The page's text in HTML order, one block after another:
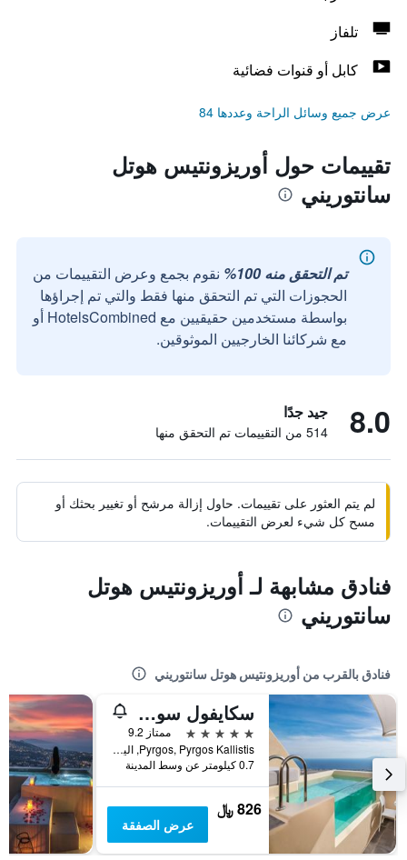
تلفاز
كابل أو قنوات فضائية
عرض جميع وسائل الراحة وعددها 84
تقييمات حول أوريزونتيس هوتل
سانتوريني
تم التحقق منه 100%
نقوم بجمع وعرض التقييمات من
الحجوزات التي تم التحقق منها فقط والتي تم إجراؤها
بواسطة مستخدمين حقيقيين مع HotelsCombined أو
مع شركائنا الخارجيين الموثوقين.
8.0 جيد جدًا
514 من التقييمات تم التحقق منها
لم يتم العثور على تقييمات. حاول إزالة مرشح أو تغيير بحثك أو
مسح كل شيء لعرض التقييمات.
فنادق مشابهة لـ أوريزونتيس هوتل
سانتوريني
فنادق بالقرب من أوريزونتيس هوتل سانتوريني
سكايفول سويتس - للأشخاص البالغين فقط
5 نجوم
ممتاز 9.2
Pyrgos, Pyrgos Kallistis, اليونان
0.7 كيلومتر عن وسط المدينة
826 ﷼
عرض الصفقة